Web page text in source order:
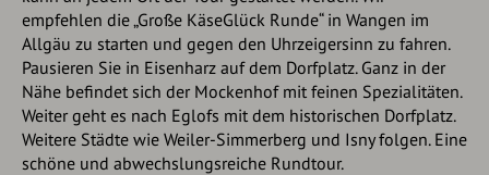
empfehlen die „Große KäseGlück Runde“ in Wangen im
Allgäu zu starten und gegen den Uhrzeigersinn zu fahren.
Pausieren Sie in Eisenharz auf dem Dorfplatz. Ganz in der
Nähe befindet sich der Mockenhof mit feinen Spezialitäten.
Weiter geht es nach Eglofs mit dem historischen Dorfplatz.
Weitere Städte wie Weiler-Simmerberg und Isny folgen. Eine
schöne und abwechslungsreiche Rundtour.